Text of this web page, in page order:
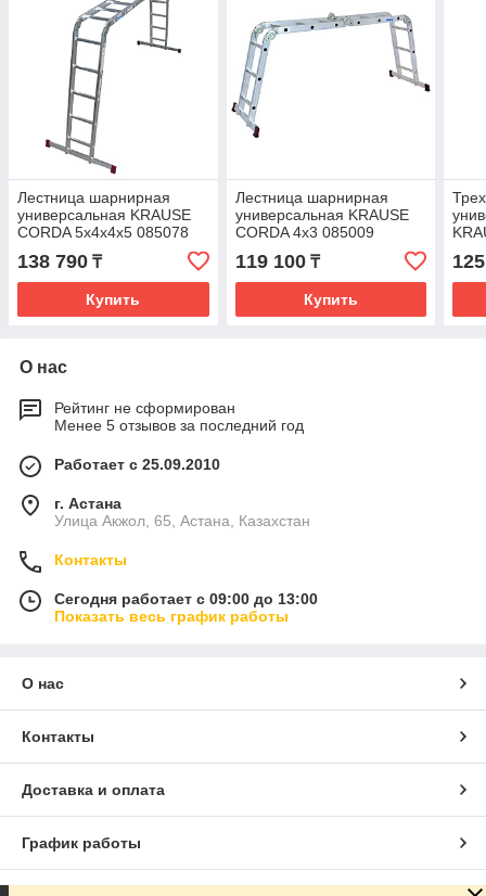
Лестница шарнирная
универсальная KRAUSE
CORDA 5х4х4х5 085078
138 790 ₸
Купить
Лестница шарнирная
универсальная KRAUSE
CORDA 4х3 085009
119 100₸
Купить
О нас
Рейтинг не сформирован
Менее 5 отзывов за последний год
Работает с 25.09.2010
г. Астана
Улица Акжол, 65, Астана, Казахстан
Контакты
Сегодня работает с 09:00 до 13:00
Показать весь график работы
О нас
Контакты
Доставка и оплата
График работы